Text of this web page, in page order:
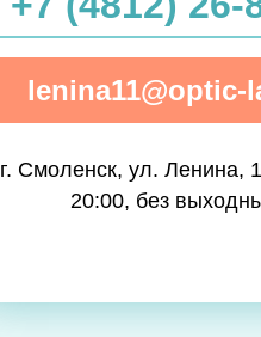
г. Смоленск, ул. Ленина,
20:00, без
lenina11@optic-